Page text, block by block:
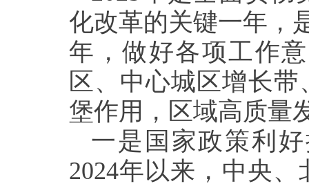
化改革的关键一年，
年，做好各项工作
区、中心城区增长
堡作用，区域高质量
一是国家政策利
2024年以来，中央